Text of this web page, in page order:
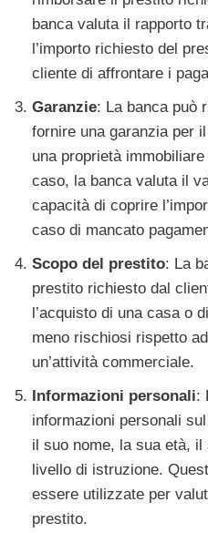
banca valuta il rapporto
l’importo richiesto del
cliente di affrontare i
Garanzie: La banca può
fornire una garanzia per
una proprietà
caso, la banca valuta il
capacità di coprire
caso di mancato
Scopo del prestito: La
prestito richiesto dal
l’acquisto di una casa o
meno rischiosi rispetto
un’attività commerciale.
Informazioni personali:
informazioni personali
il suo nome, la sua età,
livello di istruzione.
essere utilizzate per
prestito.